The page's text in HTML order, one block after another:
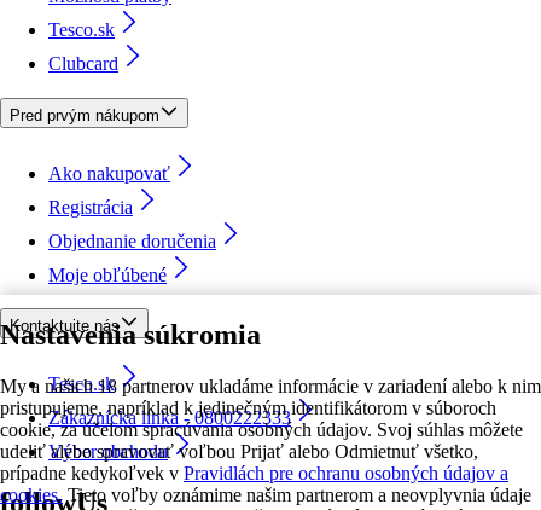
Nastavenia súkromia
My a našich 18 partnerov ukladáme informácie v zariadení alebo k nim
pristupujeme, napríklad k jedinečným identifikátorom v súboroch
cookie, za účelom spracúvania osobných údajov. Svoj súhlas môžete
udeliť alebo spravovať voľbou Prijať alebo Odmietnuť všetko,
prípadne kedykoľvek v Pravidlách pre ochranu osobných údajov a
cookies. Tieto voľby oznámime našim partnerom a neovplyvnia údaje
Tesco.sk
Clubcard
Pred prvým nákupom
Ako nakupovať
Registrácia
Objednanie doručenia
Moje obľúbené
Kontaktujte nás
Tesco.sk
Zákaznícka linka - 0800222333
Výber obchodu
followUs